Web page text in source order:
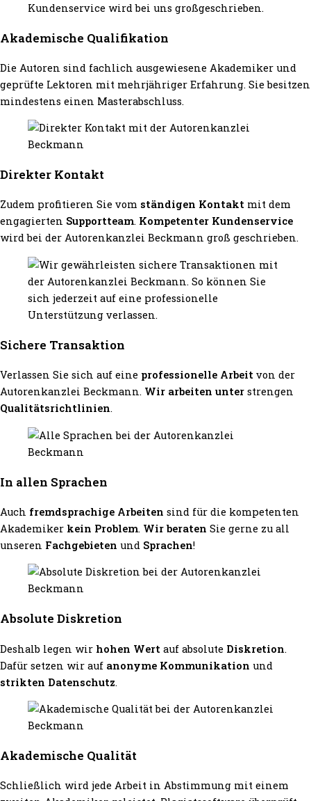
Akademische Qualifikation
Die Autoren sind fachlich ausgewiesene Akademiker und
geprüfte Lektoren mit mehrjähriger Erfahrung. Sie besitzen
mindestens einen Masterabschluss.
Direkter Kontakt
Zudem profitieren Sie vom ständigen Kontakt mit dem
engagierten Supportteam. Kompetenter Kundenservice
wird bei der Autorenkanzlei Beckmann groß geschrieben.
Sichere Transaktion
Verlassen Sie sich auf eine professionelle Arbeit von der
Autorenkanzlei Beckmann. Wir arbeiten unter strengen
Qualitätsrichtlinien.
In allen Sprachen
Auch fremdsprachige Arbeiten sind für die kompetenten
Akademiker kein Problem. Wir beraten Sie gerne zu all
unseren Fachgebieten und Sprachen!
Absolute Diskretion
Deshalb legen wir hohen Wert auf absolute Diskretion.
Dafür setzen wir auf anonyme Kommunikation und
strikten Datenschutz.
Akademische Qualität
Schließlich wird jede Arbeit in Abstimmung mit einem